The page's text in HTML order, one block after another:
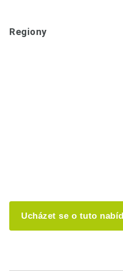
Regiony
Ucházet se o tuto